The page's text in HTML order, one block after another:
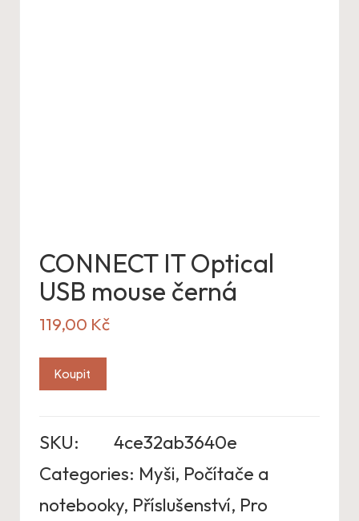
CONNECT IT Optical
USB mouse černá
119,00 Kč
Koupit
SKU:
4ce32ab3640e
Categories: Myši, Počítače a
notebooky, Příslušenství, Pro